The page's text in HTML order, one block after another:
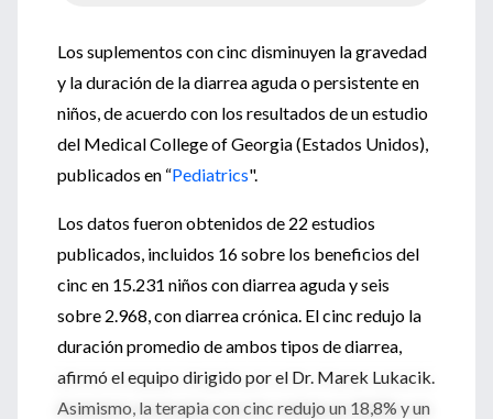
Los suplementos con cinc disminuyen la gravedad
y la duración de la diarrea aguda o persistente en
niños, de acuerdo con los resultados de un estudio
del Medical College of Georgia (Estados Unidos),
publicados en “Pediatrics".
Los datos fueron obtenidos de 22 estudios
publicados, incluidos 16 sobre los beneficios del
cinc en 15.231 niños con diarrea aguda y seis
sobre 2.968, con diarrea crónica. El cinc redujo la
duración promedio de ambos tipos de diarrea,
afirmó el equipo dirigido por el Dr. Marek Lukacik.
Asimismo, la terapia con cinc redujo un 18,8% y un